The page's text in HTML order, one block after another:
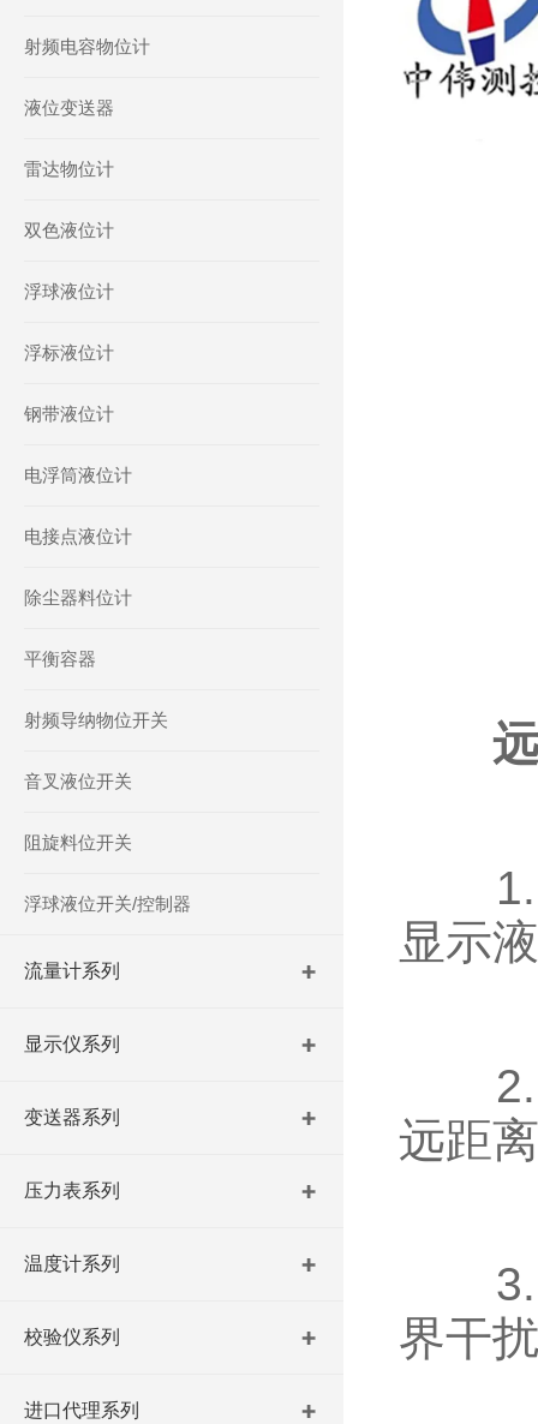
射频电容物位计
液位变送器
雷达物位计
双色液位计
浮球液位计
浮标液位计
钢带液位计
电浮筒液位计
电接点液位计
除尘器料位计
平衡容器
射频导纳物位开关
音叉液位开关
阻旋料位开关
浮球液位开关/控制器
流量计系列
显示仪系列
变送器系列
压力表系列
温度计系列
校验仪系列
进口代理系列
1.直
显示
2.远
远距
3.高
界干